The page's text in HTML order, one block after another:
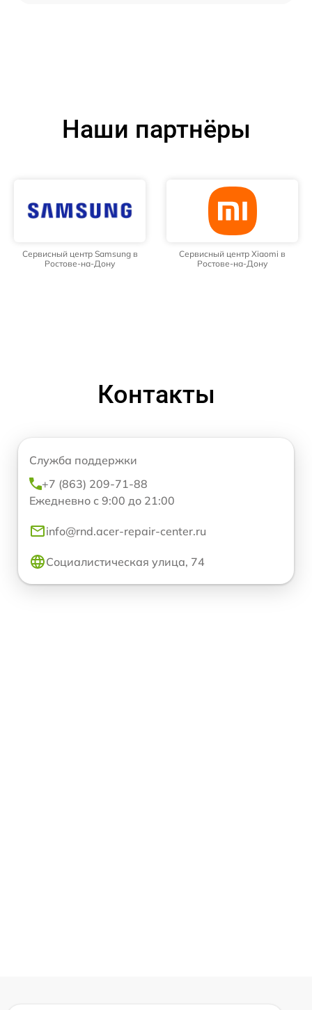
Наши партнёры
Сервисный центр Samsung в
Ростове-на-Дону
Сервисный центр Xiaomi в
Ростове-на-Дону
Контакты
Служба поддержки
+7 (863) 209-71-88
Ежедневно с 9:00 до 21:00
info@rnd.acer-repair-center.ru
Социалистическая улица, 74